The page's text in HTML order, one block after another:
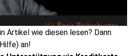
Artikel wie diesen lesen? Dann
an!